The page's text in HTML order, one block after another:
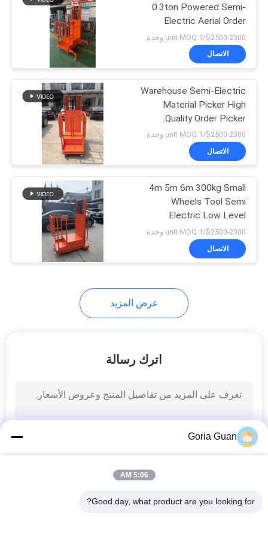
رافعة شوكية تعمل
بالبطارية
24
الجدول رفع مقص
هيدروليكي
70
رافع طبل هيدروليكي
مكدس لفة الورق
82
0.3ton Powered Semi-
Electric Aerial Order
Picker Stock Automatic
Handling Retail Printing
Shops Hotels
2300-$2500/unit MOQ:1 وحدة
الاتصال
Warehouse Semi-Electric
Material Picker High
Quality Order Picker.
2300-$2500/unit MOQ:1 وحدة
الاتصال
4m 5m 6m 300kg Small
Wheels Tool Semi
Electric Low Level
Central Rider Order
Picker
2300-$2500/unit MOQ:1 وحدة
الاتصال
عرض المزيد
اترك رسالة
Goria Guan
5:06 AM
Good day, what product are you looking for?